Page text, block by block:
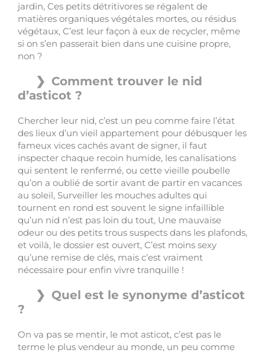
jardin, Ces petits détritivores se régalent de
matières organiques végétales mortes, ou résidus
végétaux, C’est leur façon à eux de recycler, même
si on s’en passerait bien dans une cuisine propre,
non ?
Comment trouver le nid
d’asticot ?
Chercher leur nid, c’est un peu comme faire l’état
des lieux d’un vieil appartement pour débusquer les
fameux vices cachés avant de signer, il faut
inspecter chaque recoin humide, les canalisations
qui sentent le renfermé, ou cette vieille poubelle
qu’on a oublié de sortir avant de partir en vacances
au soleil, Surveiller les mouches adultes qui
tournent en rond est souvent le signe infaillible
qu’un nid n’est pas loin du tout, Une mauvaise
odeur ou des petits trous suspects dans les plafonds,
et voilà, le dossier est ouvert, C’est moins sexy
qu’une remise de clés, mais c’est vraiment
nécessaire pour enfin vivre tranquille !
Quel est le synonyme d’asticot
?
On va pas se mentir, le mot asticot, c’est pas le
terme le plus vendeur au monde, un peu comme